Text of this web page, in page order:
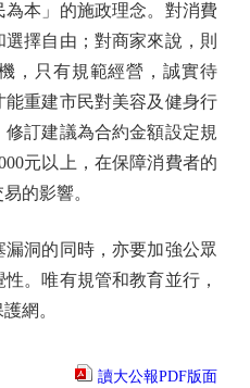
本」的施政理念。對消費
擇自由；對商家來說，則
，只有規範經營，誠實待
重建市民對美容及健身行
訂建議為合約金額設定規
元以上，在保障消費者的
的影響。
洞的同時，亦要加強公眾
。唯有規管和教育並行，
網。
讀大公報PDF版面